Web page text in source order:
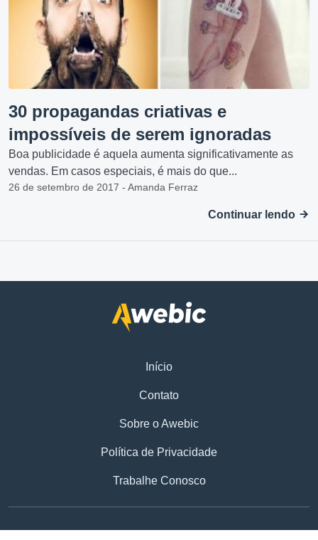
30 propagandas criativas e
impossíveis de serem ignoradas
Boa publicidade é aquela aumenta significativamente as
vendas. Em casos especiais, é mais do que...
26 de setembro de 2017 - Amanda Ferraz
Continuar lendo
Início
Contato
Sobre o Awebic
Política de Privacidade
Trabalhe Conosco